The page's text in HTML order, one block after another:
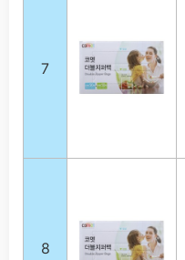
7
8